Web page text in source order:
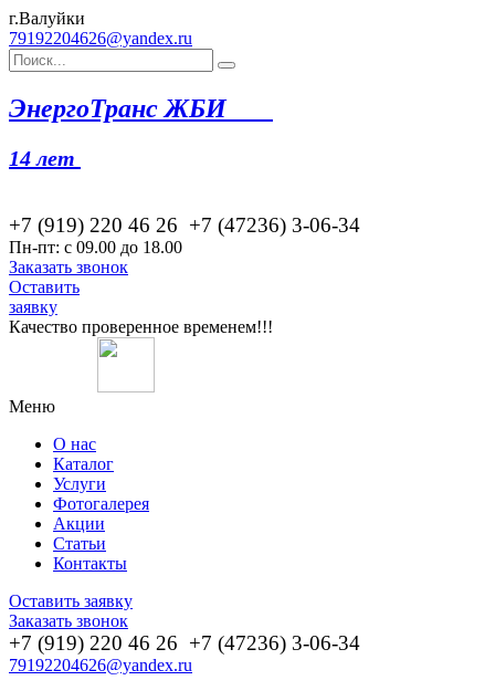
г.Валуйки
79192204626@yandex.ru
ЭнергоТранс ЖБИ
14 лет
+7 (919) 220 46 26 +7 (47236) 3-06-34
Пн-пт: с 09.00 до 18.00
Заказать звонок
Оставить
заявку
Качество проверенное временем!!!
Меню
О нас
Каталог
Услуги
Фотогалерея
Акции
Статьи
Контакты
Оставить заявку
Заказать звонок
+7 (919) 220 46 26 +7 (47236) 3-06-34
79192204626@yandex.ru